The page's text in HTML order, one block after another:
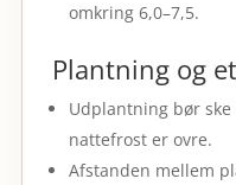
omkring 6,0–7,5.
Plantning og
Udplantning bør
nattefrost er ovre.
Afstanden mellem